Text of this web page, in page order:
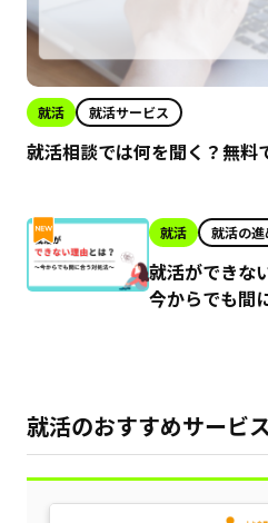
就活 就活サービス
就活相談では何を聞く？無料
就活 就活の進
就活ができな
今からでも間
就活のおすすめサービ